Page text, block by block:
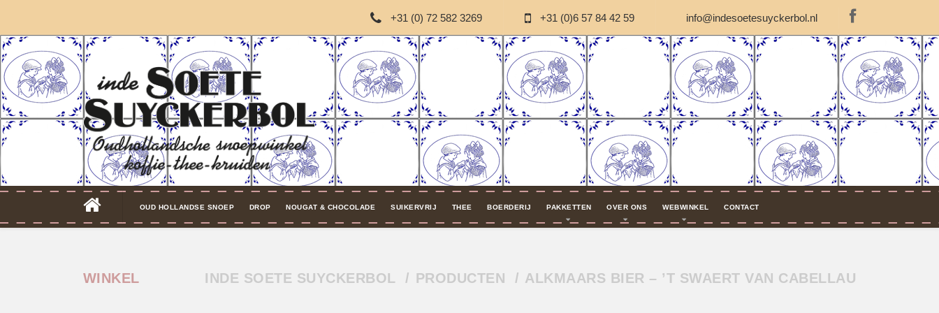
+31 (0) 72 582 3269 +31 (0)6 57 84 42 59 info@indesoetesuyckerbol.nl
OUD HOLLANDSE SNOEP DROP NOUGAT & CHOCOLADE SUIKERVRIJ THEE BOERDERIJ PAKKETTEN OVER ONS WEBWINKEL CONTACT
WINKEL INDE SOETE SUYCKERBOL PRODUCTEN ALKMAARS BIER – ’T SWAERT VAN CABELLAU